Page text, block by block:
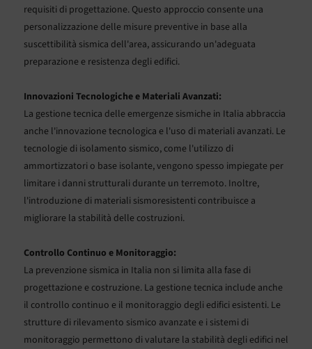
requisiti di progettazione. Questo approccio consente una
personalizzazione delle misure preventive in base alla
suscettibilità sismica dell'area, assicurando un'adeguata
preparazione e resistenza degli edifici.
Innovazioni Tecnologiche e Materiali Avanzati:
La gestione tecnica delle emergenze sismiche in Italia abbraccia
anche l'innovazione tecnologica e l'uso di materiali avanzati. Le
tecnologie di isolamento sismico, come l'utilizzo di
ammortizzatori o base isolante, vengono spesso impiegate per
limitare i danni strutturali durante un terremoto. Inoltre,
l'introduzione di materiali sismoresistenti contribuisce a
migliorare la stabilità delle costruzioni.
Controllo Continuo e Monitoraggio:
La prevenzione sismica in Italia non si limita alla fase di
progettazione e costruzione. La gestione tecnica include anche
il controllo continuo e il monitoraggio degli edifici esistenti. Le
strutture di rilevamento sismico avanzate e i sistemi di
monitoraggio permettono di valutare la stabilità degli edifici nel